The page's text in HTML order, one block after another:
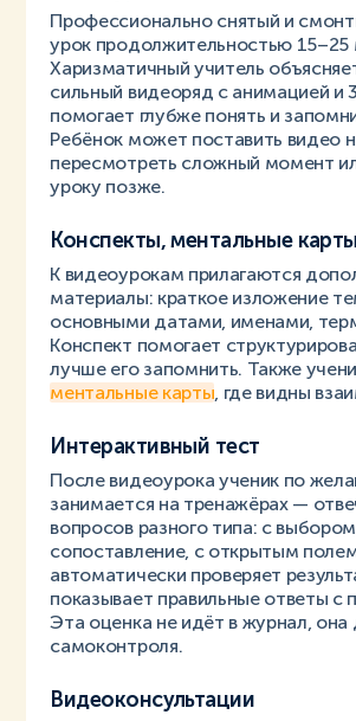
Профессионально снятый и
урок продолжительностью 15–25
Харизматичный учитель
сильный видеоряд с анимацией и
помогает глубже понять и
Ребёнок может поставить видео
пересмотреть сложный момент
уроку позже.
Конспекты, ментальные карты
К видеоурокам прилагаются
материалы: краткое изложение
основными датами, именами,
Конспект помогает
лучше его запомнить. Также
ментальные карты , где видны
Интерактивный тест
После видеоурока ученик по
занимается на тренажёрах —
вопросов разного типа: с
сопоставление, с открытым
автоматически проверяет
показывает правильные ответы с
Эта оценка не идёт в журнал, она
самоконтроля.
Видеоконсультации